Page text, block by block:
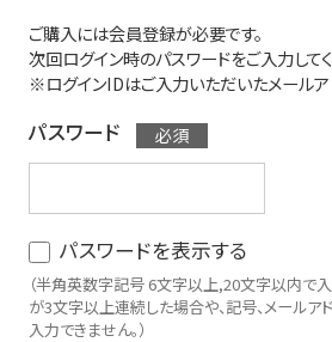
ご購入には会員登録が必要です。
次回ログイン時のパスワードをご入力してく
※ログインIDはご入力いただいたメールア
パスワード
パスワードを表示する
（半角英数字記号 6文字以上,20文字以内で
が3文字以上連続した場合や、記号、メールア
入力できません。）